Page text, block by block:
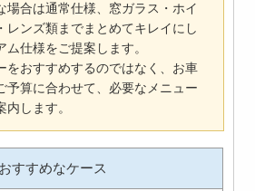
場合は通常仕様、窓ガラス・ホイ
レンズ類までまとめてキレイにし
仕様をご提案します。
をおすすめするのではなく、お車
予算に合わせて、必要なメニュー
します。
すすめなケース